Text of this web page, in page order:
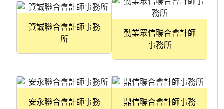
資誠聯合會計師事務
所
勤業眾信聯合會計師
事務所
安永聯合會計師事務
鼎信聯合會計師事務